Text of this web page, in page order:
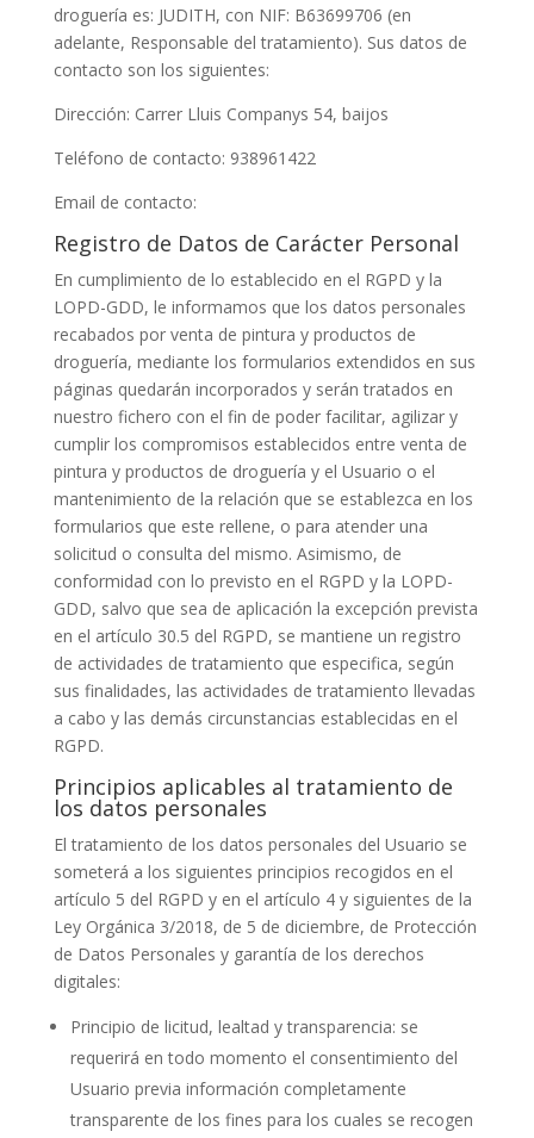
droguería es: JUDITH, con NIF: B63699706 (en
adelante, Responsable del tratamiento). Sus datos de
contacto son los siguientes:
Dirección: Carrer Lluis Companys 54, baijos
Teléfono de contacto: 938961422
Email de contacto:
Registro de Datos de Carácter Personal
En cumplimiento de lo establecido en el RGPD y la
LOPD-GDD, le informamos que los datos personales
recabados por venta de pintura y productos de
droguería, mediante los formularios extendidos en sus
páginas quedarán incorporados y serán tratados en
nuestro fichero con el fin de poder facilitar, agilizar y
cumplir los compromisos establecidos entre venta de
pintura y productos de droguería y el Usuario o el
mantenimiento de la relación que se establezca en los
formularios que este rellene, o para atender una
solicitud o consulta del mismo. Asimismo, de
conformidad con lo previsto en el RGPD y la LOPD-
GDD, salvo que sea de aplicación la excepción prevista
en el artículo 30.5 del RGPD, se mantiene un registro
de actividades de tratamiento que especifica, según
sus finalidades, las actividades de tratamiento llevadas
a cabo y las demás circunstancias establecidas en el
RGPD.
Principios aplicables al tratamiento de
los datos personales
El tratamiento de los datos personales del Usuario se
someterá a los siguientes principios recogidos en el
artículo 5 del RGPD y en el artículo 4 y siguientes de la
Ley Orgánica 3/2018, de 5 de diciembre, de Protección
de Datos Personales y garantía de los derechos
digitales:
Principio de licitud, lealtad y transparencia: se
requerirá en todo momento el consentimiento del
Usuario previa información completamente
transparente de los fines para los cuales se recogen